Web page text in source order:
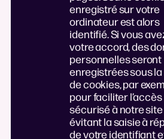
enregistré sur votre
ordinateur est alors
identifié. Si vous
votre accord, des
personnelles seront
enregistrées sous
de cookies, par
pour faciliter l’accès
sécurisé à notre site
évitant la saisie à
de votre identifiant